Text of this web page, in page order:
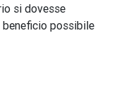
si dovesse
possibile